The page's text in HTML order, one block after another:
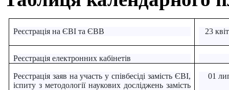
Реєстрація на ЄВІ та ЄВВ 23
Реєстрація електронних кабінетів
Реєстрація заяв на участь у співбесіді замість ЄВІ,
іспиту з методології наукових досліджень замість
01